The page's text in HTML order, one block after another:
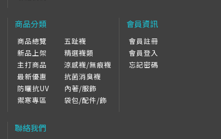
商品分類
商品總覽
新品上架
主打商品
最新優惠
防曬抗UV
禦寒專區
五趾襪
精選襪類
涼感襪/無痕襪
抗菌消臭襪
內著/服飾
袋包/配件/飾
會員資訊
會員註冊
會員登入
忘記密碼
聯絡我們